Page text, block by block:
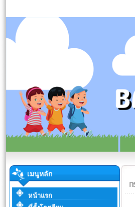
เมนูหลัก
หน้าแรก